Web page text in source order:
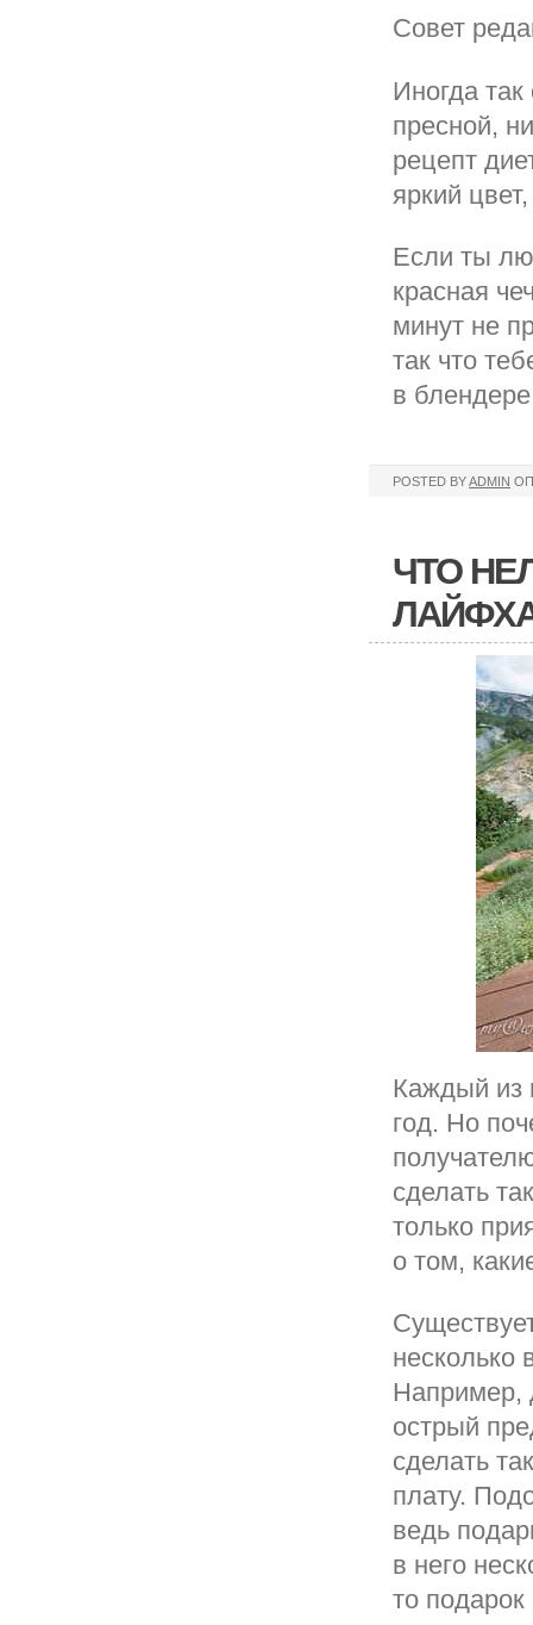
Совет
Иногда
пресной,
рецепт
яркий
Если ты
красная
минут не
так что
в
POSTED BYADMIN
ЧТО
Каждый из
год. Но
сделать
только
о том,
несколько
Например,
острый
сделать
плату.
ведь
в него
то